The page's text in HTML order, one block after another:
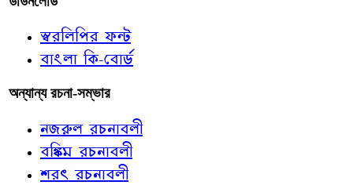
স্বরলিপির ফন্ট
বাংলা কি-বোর্ড
অন্যান্য রচনা-সম্ভার
নজরুল রচনাবলী
বঙ্কিম রচনাবলী
শরৎ রচনাবলী